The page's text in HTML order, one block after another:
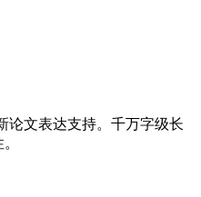
论文表达支持。千万字级长